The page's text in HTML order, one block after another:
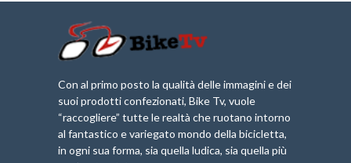
Con al primo posto la qualità delle immagini e dei
suoi prodotti confezionati, Bike Tv, vuole
“raccogliere” tutte le realtà che ruotano intorno
al fantastico e variegato mondo della bicicletta,
in ogni sua forma, sia quella ludica, sia quella più